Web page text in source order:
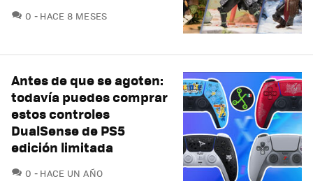
0 COMENTARIOS
HACE 8 MESES
Antes de que se agoten:
todavía puedes comprar
estos controles
DualSense de PS5
edición limitada
0 COMENTARIOS
HACE UN AÑO